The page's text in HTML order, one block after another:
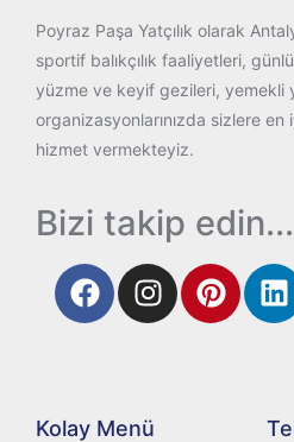
Poyraz Paşa Yatçılık olarak
sportif balıkçılık faaliyetleri,
yüzme ve keyif gezileri, yemekli
organizasyonlarınızda sizlere en
hizmet vermekteyiz.
Bizi takip edin...
Kolay Menü